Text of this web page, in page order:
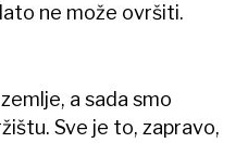
ne može ovršiti.
a sada smo
Sve je to, zapravo,